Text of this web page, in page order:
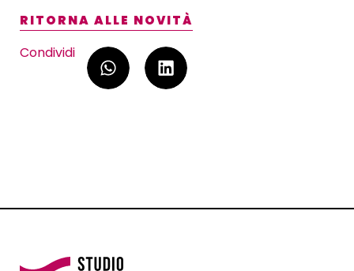
RITORNA ALLE NOVITÀ
Condividi